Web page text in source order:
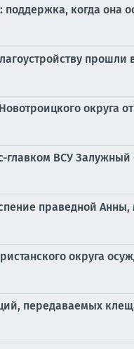
когда она
прошли
округа
главком ВСУ
праведной
округа
передаваемых